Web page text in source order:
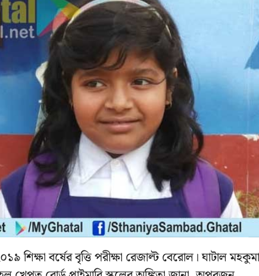
শিক্ষা বর্ষের বৃত্তি পরীক্ষা রেজাল্ট বেরোল। ঘাটাল